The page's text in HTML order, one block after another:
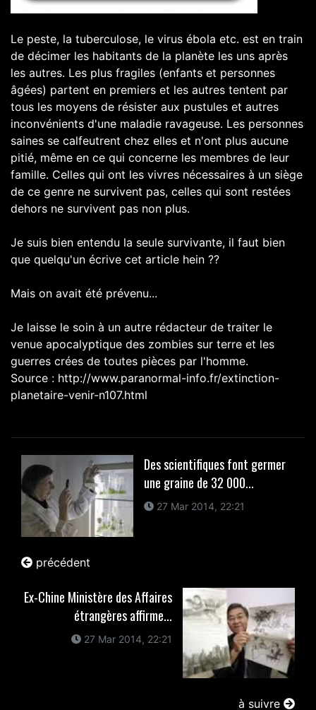
Le peste, la tuberculose, le virus ébola etc. est en train
de décimer les habitants de la planète les uns après
les autres. Les plus fragiles (enfants et personnes
âgées) partent en premiers et les autres tentent par
tous les moyens de résister aux pustules et autres
inconvénients d'une maladie ravageuse. Les personnes
saines se calfeutrent chez elles et n'ont plus aucune
pitié, même en ce qui concerne les membres de leur
famille. Celles qui ont les vivres nécessaires à un siège
de ce genre ne survivent pas, celles qui sont restées
dehors ne survivent pas non plus.
Je suis bien entendu la seule survivante, il faut bien
que quelqu'un écrive cet article hein ??
Mais on avait été prévenu...
Je laisse le soin à un autre rédacteur de traiter le
venue apocalyptique des zombies sur terre et les
guerres crées de toutes pièces par l'homme.
Source : http://www.paranormal-info.fr/extinction-
planetaire-venir-n107.html
Des scientifiques font germer
une graine de 32 000...
27 Mar 2014, 22:21
précédent
Ex-Chine Ministère des Affaires
étrangères affirme...
27 Mar 2014, 22:21
à suivre